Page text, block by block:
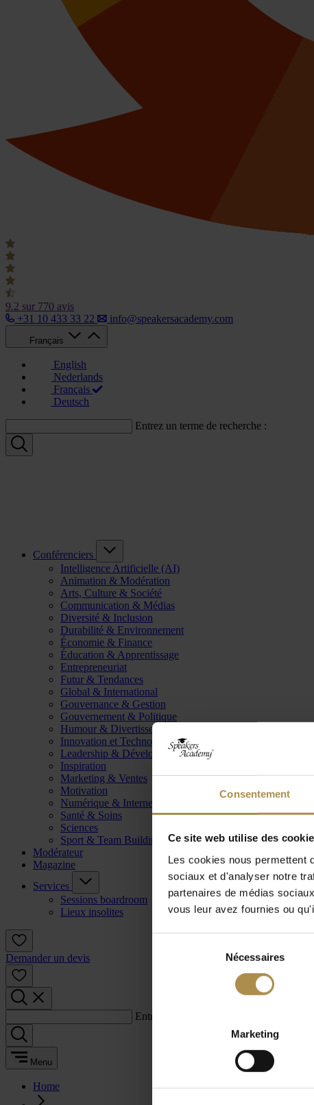
Consentement
Ce site web utilise des
Les cookies nous permettent
sociaux et d'analyser notre
partenaires de médias
vous leur avez fournies ou
Nécessaires
Marketing
9.2 sur 770 avis
+31 10 433 33 22
info@speakersacademy.com
Français
English
Nederlands
Français
Deutsch
Entrez un terme de recherche :
Conférenciers
Intelligence Artificielle (AI)
Animation & Modération
Arts, Culture & Société
Communication & Médias
Diversité & Inclusion
Durabilité & Environnement
Économie & Finance
Éducation & Apprentissage
Entrepreneuriat
Futur & Tendances
Global & International
Gouvernance & Gestion
Gouvernement & Politique
Humour & Divertissement
Innovation et Technologie
Leadership & Développement
Inspiration
Marketing & Ventes
Motivation
Numérique & Internet
Santé & Soins
Sciences
Sport & Team Building
Modérateur
Magazine
Services
Sessions boardroom
Lieux insolites
Demander un devis
Entrez un terme de recherche :
Menu
Home